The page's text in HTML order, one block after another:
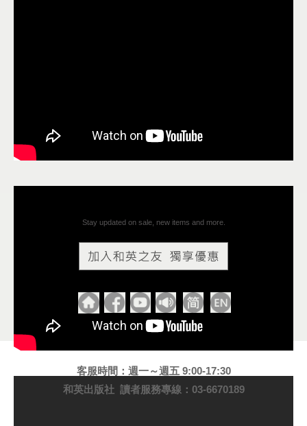
Stay updated on sale, new items and more.
客服時間：週一～週五 9:00-17:30
和英出版社 讀者服務專線：03-6670189